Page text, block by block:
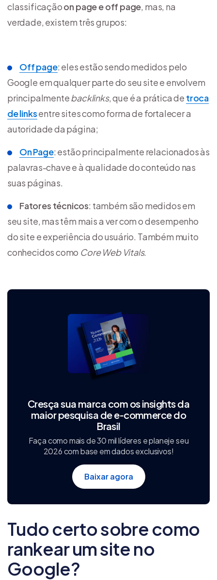
classificaçãoon page e off page, mas, na
verdade, existem três grupos:
Off page: eles estão sendo medidos pelo
Google em qualquer parte do seu site e envolvem
principalmentebacklinks, que é a prática de troca
de linksentre sites como forma de fortalecer a
autoridade da página;
On Page: estão principalmente relacionados às
palavras-chave e à qualidade do conteúdo nas
suas páginas.
Fatores técnicos: também são medidos em
seu site, mas têm mais a ver com o desempenho
do site e experiência do usuário. Também muito
conhecidos como Core Web Vitals.
Cresça sua marca com os insights da
maior pesquisa de e‑commerce do
Brasil
Faça como mais de 30 mil líderes e planeje seu
2026 com base em dados exclusivos!
Baixar agora
Tudo certo sobre como
rankear um site no
Google?